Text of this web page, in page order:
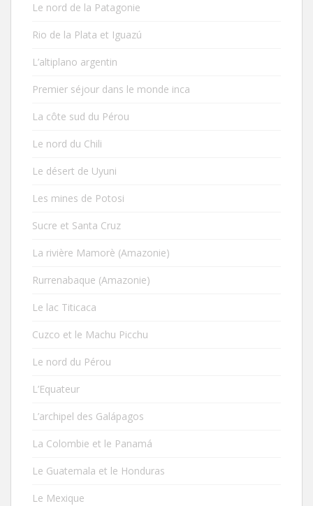
Le nord de la Patagonie
Rio de la Plata et Iguazú
L’altiplano argentin
Premier séjour dans le monde inca
La côte sud du Pérou
Le nord du Chili
Le désert de Uyuni
Les mines de Potosi
Sucre et Santa Cruz
La rivière Mamorè (Amazonie)
Rurrenabaque (Amazonie)
Le lac Titicaca
Cuzco et le Machu Picchu
Le nord du Pérou
L’Equateur
L’archipel des Galápagos
La Colombie et le Panamá
Le Guatemala et le Honduras
Le Mexique